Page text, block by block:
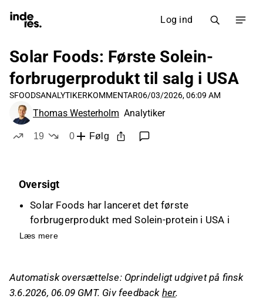
Log ind
Solar Foods: Første Solein-
forbrugerprodukt til salg i USA
SFOODSANALYTIKERKOMMENTAR06/03/2026, 06:09 AM
Thomas Westerholm Analytiker
19
0
Følg
Oversigt
Solar Foods har lanceret det første
forbrugerprodukt med Solein-protein i USA i
samarbejde med Ambrosia Collective, hvilket
Ambrosia Collective introducerer et Solein-
baseret proteinpulver under Planta-brandet,
Læs mere
Automatisk oversættelse: Oprindeligt udgivet på finsk
3.6.2026, 06.09 GMT. Giv feedback her.